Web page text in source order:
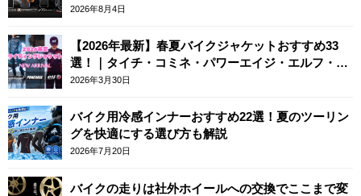
2026年8月4日
【2026年最新】春夏バイクジャケットおすすめ33
選！｜タイチ・コミネ・パワーエイジ・エルフ・エ
ースカフェロンドン
2026年3月30日
バイク用冷感インナーおすすめ22選！夏のツーリン
グを快適にする選び方も解説
2026年7月20日
バイクの走りは社外ホイールへの交換でここまで変